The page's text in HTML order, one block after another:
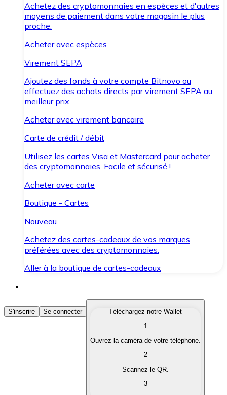
Achetez des cryptomonnaies en espèces et d'autres
moyens de paiement dans votre magasin le plus
proche.
Acheter avec espèces
Virement SEPA
Ajoutez des fonds à votre compte Bitnovo ou
effectuez des achats directs par virement SEPA au
meilleur prix.
Acheter avec virement bancaire
Carte de crédit / débit
Utilisez les cartes Visa et Mastercard pour acheter
des cryptomonnaies. Facile et sécurisé !
Acheter avec carte
Boutique - Cartes
Nouveau
Achetez des cartes-cadeaux de vos marques
préférées avec des cryptomonnaies.
Aller à la boutique de cartes-cadeaux
Acheter des Cryptomonnaies
Achetez les cryptomonnaies qui vous intéressent
Convertissez vos cryptomonnaies en monnaie
S'inscrire Se connecter
Téléchargez notre Wallet
1
Ouvrez la caméra de votre téléphone.
2
Scannez le QR.
3